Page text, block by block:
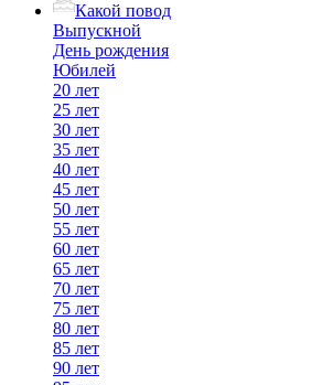
Какой повод
Выпускной
День рождения
Юбилей
20 лет
25 лет
30 лет
35 лет
40 лет
45 лет
50 лет
55 лет
60 лет
65 лет
70 лет
75 лет
80 лет
85 лет
90 лет